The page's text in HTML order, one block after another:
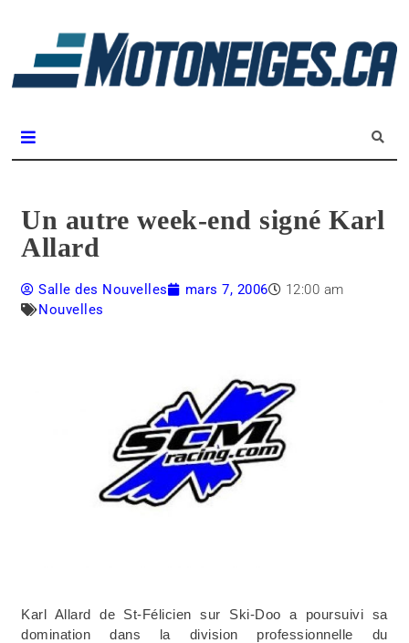
Un autre week-end signé Karl
Allard
Salle des Nouvelles mars 7, 2006
12:00 am
Nouvelles
Karl Allard de St-Félicien sur Ski-Doo a poursuivi sa
domination dans la division professionnelle du